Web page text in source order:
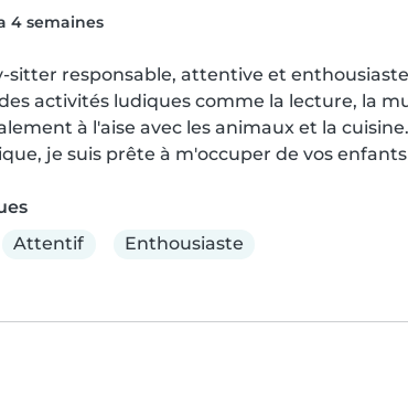
4 semaines
sitter responsable, attentive et
activités ludiques comme la lecture, la
à l'aise avec les animaux et la
je suis prête à m'occuper de vos
Attentif Enthousiaste